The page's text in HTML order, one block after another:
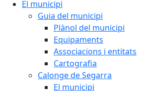
El municipi
Guia del municipi
Plànol del municipi
Equipaments
Associacions i entitats
Cartografia
Calonge de Segarra
El municipi